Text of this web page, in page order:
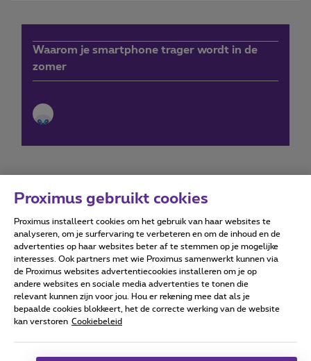
Waarom je smartphone trager wordt in de
zomer
Forumvoorwaarden Accessibility statement
Alle rechten voorbehouden. © Proximus
Algemene voorwaarden, consumenteninfo
Proximus gebruikt cookies
Proximus installeert cookies om het gebruik van haar websites te
analyseren, om je surfervaring te verbeteren en om de inhoud en de
advertenties op haar websites beter af te stemmen op je mogelijke
interesses. Ook partners met wie Proximus samenwerkt kunnen via
de Proximus websites advertentiecookies installeren om je op
andere websites en sociale media advertenties te tonen die
relevant kunnen zijn voor jou. Hou er rekening mee dat als je
bepaalde cookies blokkeert, het de correcte werking van de website
kan verstoren Cookiebeleid